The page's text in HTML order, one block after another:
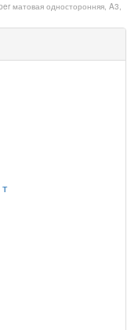
матовая односторонняя, A3,